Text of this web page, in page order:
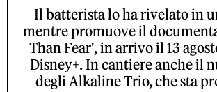
Il batterista lo ha rivelato in
mentre promuove il
Than Fear', in arrivo il 13
Disney+. In cantiere anche il
degli Alkaline Trio, che sta